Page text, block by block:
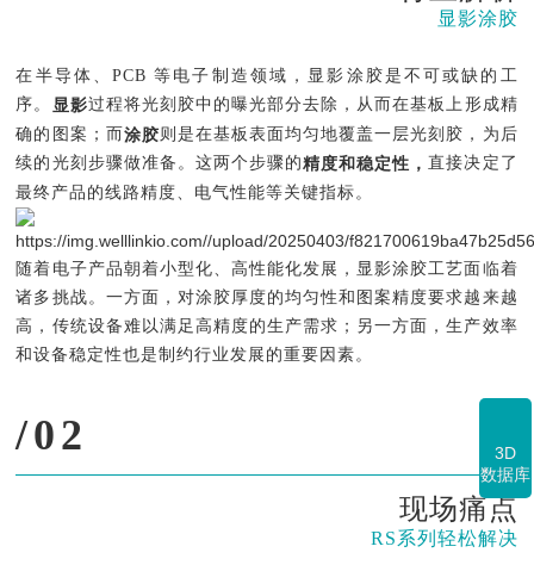
显影涂胶
在半导体、PCB 等电子制造领域，显影涂胶是不可或缺的工
序。 显影过程将光刻胶中的曝光部分去除，从而在基板上形成精
确的图案；而涂胶则是在基板表面均匀地覆盖一层光刻胶，为后
续的光刻步骤做准备。这两个步骤的精度和稳定性，直接决定了
最终产品的线路精度、电气性能等关键指标。
随着电子产品朝着小型化、高性能化发展，显影涂胶工艺面临着
诸多挑战。一方面，对涂胶厚度的均匀性和图案精度要求越来越
高，传统设备难以满足高精度的生产需求；另一方面，生产效率
和设备稳定性也是制约行业发展的重要因素。
/02
现场痛点
RS系列轻松解决
3D
数据库